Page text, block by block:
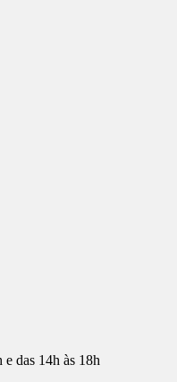
e das 14h às 18h